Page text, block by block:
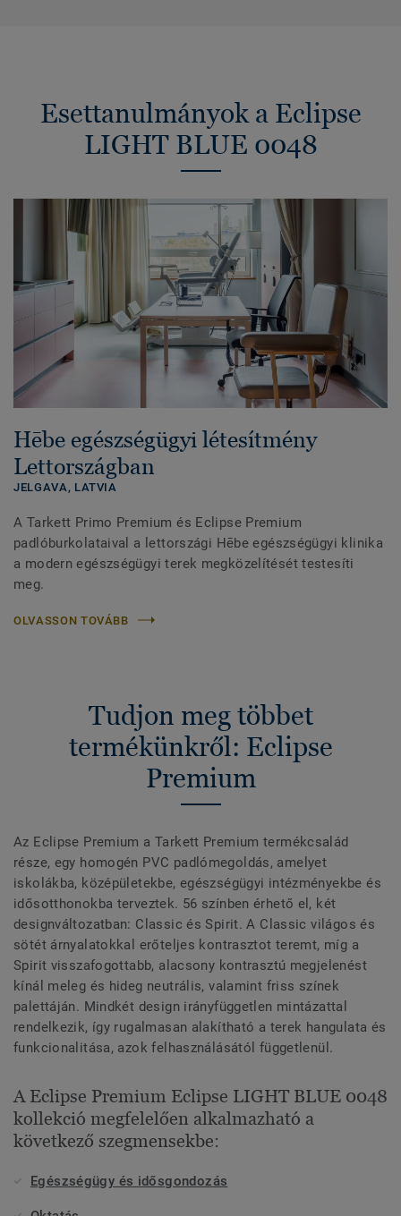
Esettanulmányok a Eclipse
LIGHT BLUE 0048
Hēbe egészségügyi létesítmény
Lettországban
JELGAVA, LATVIA
A Tarkett Primo Premium és Eclipse Premium
padlóburkolataival a lettországi Hēbe egészségügyi klinika
a modern egészségügyi terek megközelítését testesíti
meg.
OLVASSON TOVÁBB
Tudjon meg többet
termékünkről: Eclipse
Premium
Az Eclipse Premium a Tarkett Premium termékcsalád
része, egy homogén PVC padlómegoldás, amelyet
iskolákba, középületekbe, egészségügyi intézményekbe és
idősotthonokba terveztek. 56 színben érhető el, két
designváltozatban: Classic és Spirit. A Classic világos és
sötét árnyalatokkal erőteljes kontrasztot teremt, míg a
Spirit visszafogottabb, alacsony kontrasztú megjelenést
kínál meleg és hideg neutrális, valamint friss színek
palettáján. Mindkét design irányfüggetlen mintázattal
rendelkezik, így rugalmasan alakítható a terek hangulata és
funkcionalitása, azok felhasználásától függetlenül.
A Eclipse Premium Eclipse LIGHT BLUE 0048
kollekció megfelelően alkalmazható a
következő szegmensekbe:
Egészségügy és idősgondozás